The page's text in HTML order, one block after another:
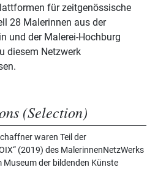
für zeitgenössische
28 Malerinnen aus der
und der Malerei-Hochburg
diesem Netzwerk
(Selection)
waren Teil der
(2019) des MalerinnenNetzWerks
Museum der bildenden Künste